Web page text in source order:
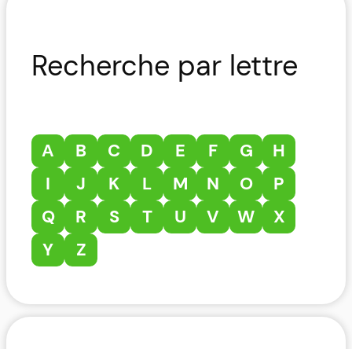
Recherche par lettre
A B C D E F G
H
I
J K L M N O
P
Q
R S T U V W
X
Y
Z